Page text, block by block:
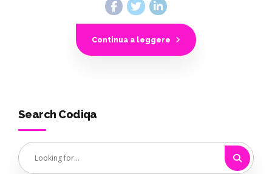
Continua a leggere
Search Codiqa